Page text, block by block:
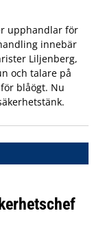
upphandlar för
innebär
Liljenberg,
och talare på
blåögt. Nu